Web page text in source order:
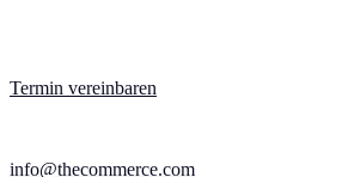
Termin vereinbaren
info@thecommerce.com